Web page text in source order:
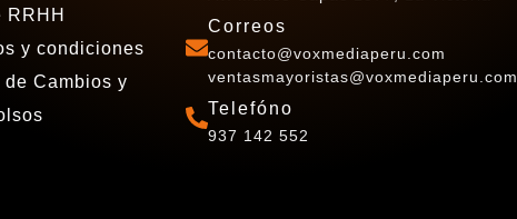
RRHH
y condiciones
de Cambios y
Correos
contacto@voxmediaperu.com
ventasmayoristas@voxmediaperu.com
Telefóno
937 142 552